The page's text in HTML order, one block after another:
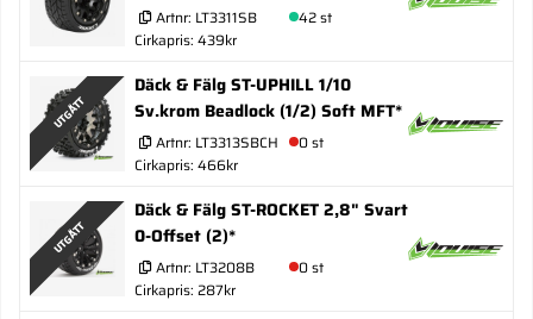
Artnr: LT3311SB
42 st
Cirkapris: 439kr
UTGÅTT
Däck & Fälg ST-UPHILL 1/10
Sv.krom Beadlock (1/2) Soft MFT*
Artnr: LT3313SBCH
0 st
Cirkapris: 466kr
UTGÅTT
Däck & Fälg ST-ROCKET 2,8" Svart
0-Offset (2)*
Artnr: LT3208B
0 st
Cirkapris: 287kr